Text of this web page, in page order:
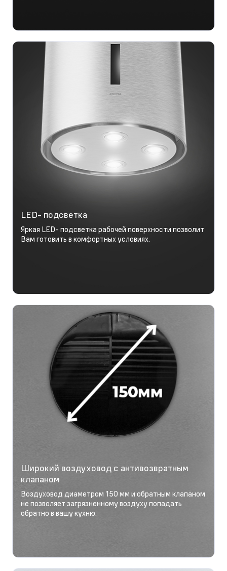
LED- подсветка
Яркая LED- подсветка рабочей поверхности позволит
Вам готовить в комфортных условиях.
Широкий воздуховод с антивозвратным
клапаном
Воздуховод диаметром 150 мм и обратным клапаном
не позволяет загрязненному воздуху попадать
обратно в вашу кухню.